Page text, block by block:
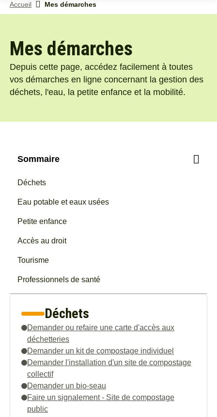
Accueil Mes démarches
Mes démarches
Depuis cette page, accédez facilement à toutes
vos démarches en ligne concernant la gestion des
déchets, l'eau, la petite enfance et la mobilité.
Sommaire
Déchets
Eau potable et eaux usées
Petite enfance
Accès au droit
Tourisme
Professionnels de santé
Déchets
Demander ou refaire une carte d'accès aux
déchetteries
Demander un kit de compostage individuel
Demander l'installation d'un site de compostage
collectif
Demander un bio-seau
Faire un signalement - Site de compostage
public